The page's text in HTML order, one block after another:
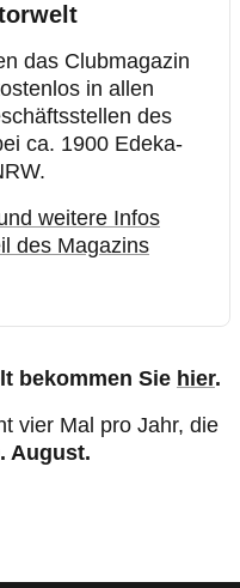
das Clubmagazin
in allen
des
ca. 1900 Edeka-
weitere Infos
des Magazins
bekommen Sie hier.
vier Mal pro Jahr, die
August.